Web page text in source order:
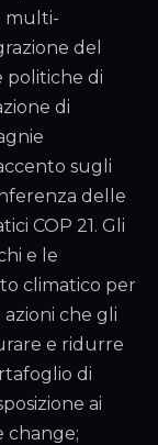
multi-
del
politiche di
di
sugli
delle
COP 21. Gli
e le
climatico per
che gli
e ridurre
di
ai
change;